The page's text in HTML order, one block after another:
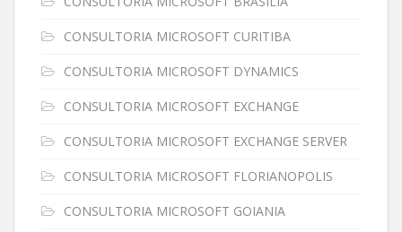
CONSULTORIA MICROSOFT CURITIBA
CONSULTORIA MICROSOFT DYNAMICS
CONSULTORIA MICROSOFT EXCHANGE
CONSULTORIA MICROSOFT EXCHANGE SERVER
CONSULTORIA MICROSOFT FLORIANOPOLIS
CONSULTORIA MICROSOFT GOIANIA